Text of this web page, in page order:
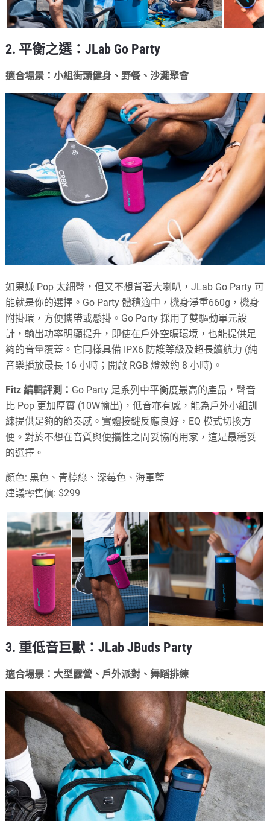
2. 平衡之選：JLab Go Party
適合場景：小組街頭健身、野餐、沙灘聚會
如果嫌 Pop 太細聲，但又不想背著大喇叭，JLab Go Party 可
能就是你的選擇。Go Party 體積適中，機身淨重660g，機身
附掛環，方便攜帶或懸掛 。Go Party 採用了雙驅動單元設
計，輸出功率明顯提升，即使在戶外空曠環境，也能提供足
夠的音量覆蓋。它同樣具備 IPX6 防護等級及超長續航力 (純
音樂播放最長 16 小時；開啟 RGB 燈效約 8 小時)。
Fitz 編輯評測： Go Party 是系列中平衡度最高的產品，聲音
比 Pop 更加厚實 (10W輸出)，低音亦有感，能為戶外小組訓
練提供足夠的節奏感。實體按鍵反應良好，EQ 模式切換方
便。對於不想在音質與便攜性之間妥協的用家，這是最穩妥
的選擇。
顏色: 黑色、青檸綠、深莓色、海軍藍
建議零售價: $299
3. 重低音巨獸：JLab JBuds Party
適合場景：大型露營、戶外派對、舞蹈排練